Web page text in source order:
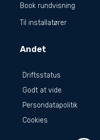
Book rundvisning
Til installatører
Andet
Driftsstatus
Godt at vide
Persondatapolitik
Cookies